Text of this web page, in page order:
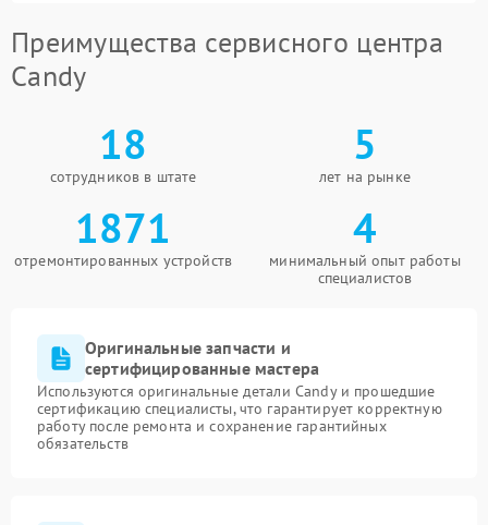
Преимущества сервисного центра
Candy
18
сотрудников в штате
5
лет на рынке
1871
отремонтированных устройств
4
минимальный опыт работы
специалистов
Оригинальные запчасти и
сертифицированные мастера
Используются оригинальные детали Candy и прошедшие
сертификацию специалисты, что гарантирует корректную
работу после ремонта и сохранение гарантийных
обязательств